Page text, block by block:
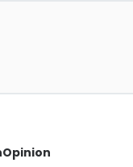
Opinion